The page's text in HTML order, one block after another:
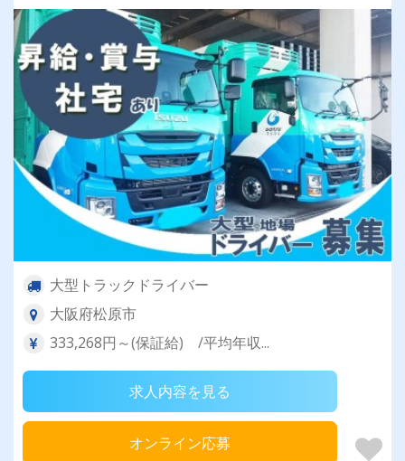
大型トラックドライバー
大阪府松原市
333,268円～(保証給) /平均年収...
求人内容を見る
オンライン応募